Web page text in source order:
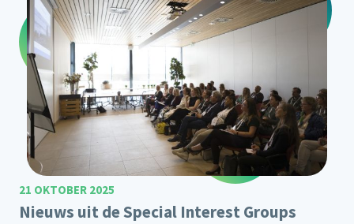
21 OKTOBER 2025
Nieuws uit de Special Interest Groups